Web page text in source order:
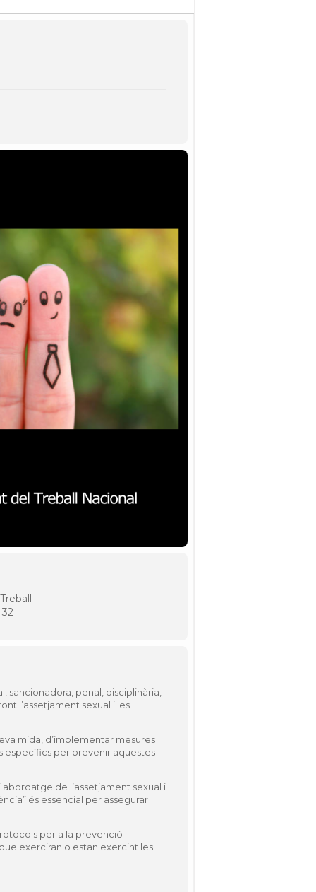
sancionadora, penal, disciplinària,
l’assetjament sexual i les
mida, d’implementar mesures
específics per prevenir aquestes
de l’assetjament sexual i
és essencial per assegurar
per a la prevenció i
exerciran o estan exercint les